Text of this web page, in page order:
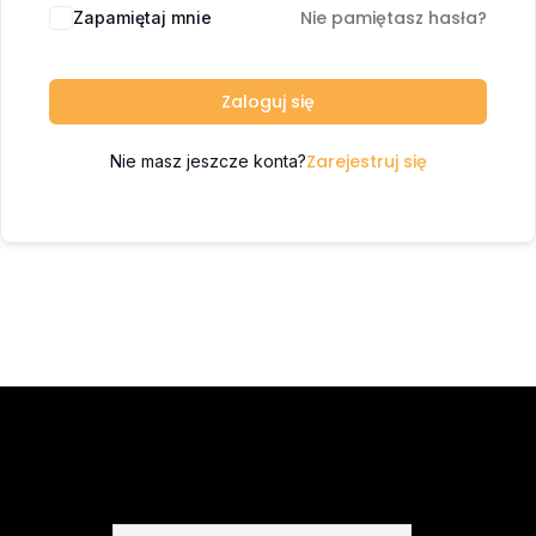
Zapamiętaj mnie Nie pamiętasz hasła?
Zaloguj się
Nie masz jeszcze konta?Zarejestruj się